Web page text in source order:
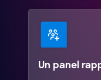
Un panel